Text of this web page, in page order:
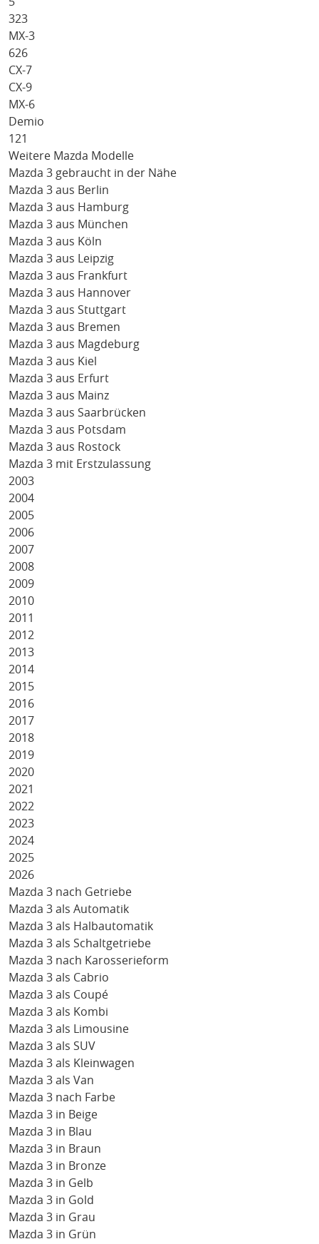
323
MX-3
626
CX-7
CX-9
MX-6
Demio
121
Weitere Mazda Modelle
Mazda 3 gebraucht in der Nähe
Mazda 3 aus Berlin
Mazda 3 aus Hamburg
Mazda 3 aus München
Mazda 3 aus Köln
Mazda 3 aus Leipzig
Mazda 3 aus Frankfurt
Mazda 3 aus Hannover
Mazda 3 aus Stuttgart
Mazda 3 aus Bremen
Mazda 3 aus Magdeburg
Mazda 3 aus Kiel
Mazda 3 aus Erfurt
Mazda 3 aus Mainz
Mazda 3 aus Saarbrücken
Mazda 3 aus Potsdam
Mazda 3 aus Rostock
Mazda 3 mit Erstzulassung
2003
2004
2005
2006
2007
2008
2009
2010
2011
2012
2013
2014
2015
2016
2017
2018
2019
2020
2021
2022
2023
2024
2025
2026
Mazda 3 nach Getriebe
Mazda 3 als Automatik
Mazda 3 als Halbautomatik
Mazda 3 als Schaltgetriebe
Mazda 3 nach Karosserieform
Mazda 3 als Cabrio
Mazda 3 als Coupé
Mazda 3 als Kombi
Mazda 3 als Limousine
Mazda 3 als SUV
Mazda 3 als Kleinwagen
Mazda 3 als Van
Mazda 3 nach Farbe
Mazda 3 in Beige
Mazda 3 in Blau
Mazda 3 in Braun
Mazda 3 in Bronze
Mazda 3 in Gelb
Mazda 3 in Gold
Mazda 3 in Grau
Mazda 3 in Grün